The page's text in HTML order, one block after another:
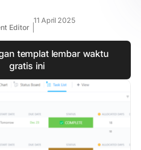
Editor
11 April 2025
templat lembar waktu
gratis ini